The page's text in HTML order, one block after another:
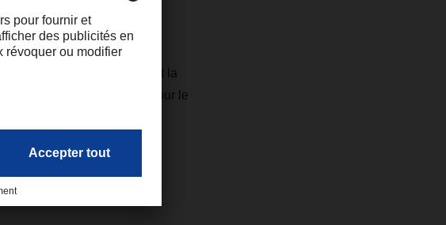
la mobilité, l'informatique et la
les plus importantes pour le